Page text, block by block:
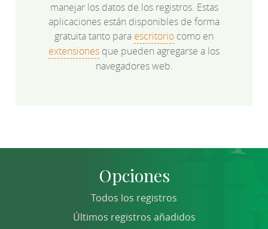
manejar los datos de los registros. Estas
aplicaciones están disponibles de forma
gratuita tanto para escritorio como en
extensiones que pueden agregarse a los
navegadores web.
Opciones
Todos los registros
Últimos registros añadidos